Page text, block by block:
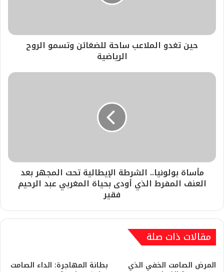
حين تغدو الملاعب ساحة للضغائن وتسمو الروح
الرياضية
مأساة بولونيا.. الشرطة الإيطالية تحت المجهر بعد
العنف المفرط الذي أودى بحياة المغربي عبد الرحيم
فقير
مقالات ذات صلة
المرض الصامت الخفي الذي بطانة المهاجرة: الداء الصامت